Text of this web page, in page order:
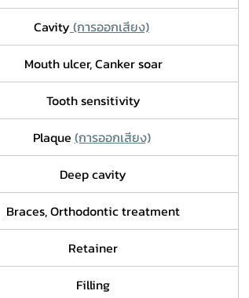
Cavity (การออกเสียง)
Mouth ulcer, Canker soar
Tooth sensitivity
Plaque (การออกเสียง)
Deep cavity
Braces, Orthodontic treatment
Retainer
Filling